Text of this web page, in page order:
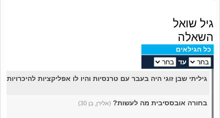
חיות מחמד
יוקר המחיה
גיל שואל
השאלה
כל הגילאים
עד
גיליתי שבן זוגי היה בעבר עם טרנסיות והיו לו אפליקציות להיכרויות
בחורה אובססיבית מה לעשות? (אלירן, בן 30)